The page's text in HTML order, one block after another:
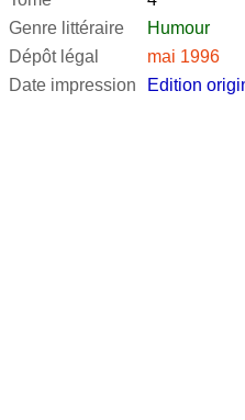
Genre littéraire
Humour
Dépôt légal
mai 1996
Date impression
Edition